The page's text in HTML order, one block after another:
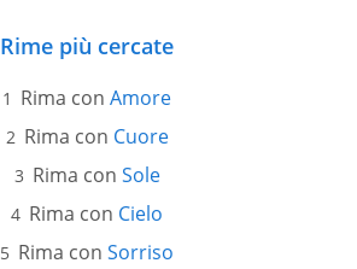
Rime più cercate
Rima con Amore
Rima con Cuore
Rima con Sole
Rima con Cielo
Rima con Sorriso